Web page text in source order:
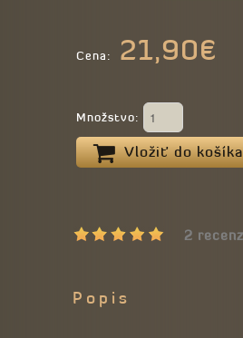
Cena: 21,90€
Množstvo:
Vložiť do košíka
2
Popis